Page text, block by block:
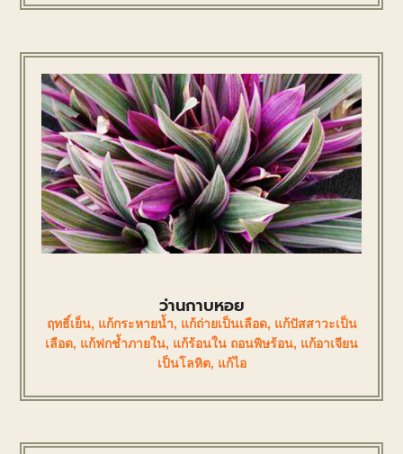
ว่านกาบหอย
ฤทธิ์เย็น, แก้กระหายน้ำ, แก้ถ่ายเป็นเลือด, แก้ปัสสาวะเป็น
เลือด, แก้ฟกช้ำภายใน, แก้ร้อนใน ถอนพิษร้อน, แก้อาเจียน
เป็นโลหิต, แก้ไอ